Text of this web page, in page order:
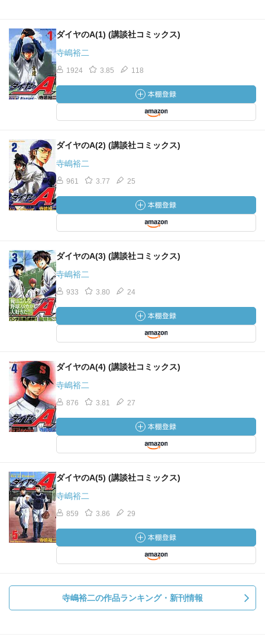
ダイヤのA(1) (講談社コミックス)
寺嶋裕二
1924 3.85 118
ダイヤのA(2) (講談社コミックス)
寺嶋裕二
961 3.77 25
ダイヤのA(3) (講談社コミックス)
寺嶋裕二
933 3.80 24
ダイヤのA(4) (講談社コミックス)
寺嶋裕二
876 3.81 27
ダイヤのA(5) (講談社コミックス)
寺嶋裕二
859 3.86 29
寺嶋裕二の作品ランキング・新刊情報